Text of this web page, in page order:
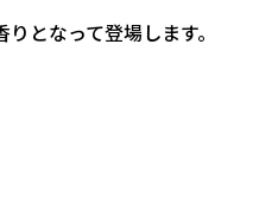
となって登場します。